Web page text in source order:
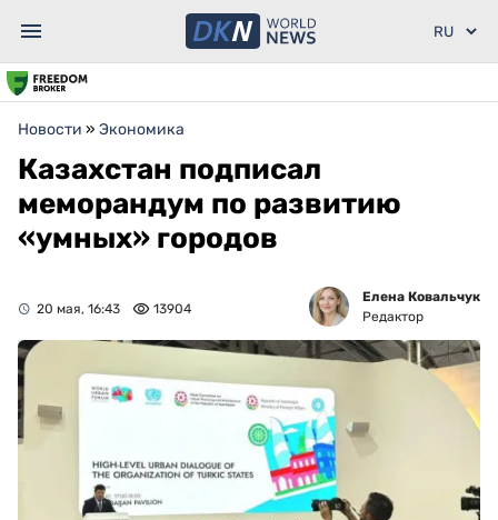
Новости » Экономика
Казахстан подписал
меморандум по развитию
«умных» городов
20 мая, 16:43 13904
Елена Ковальчук
Редактор